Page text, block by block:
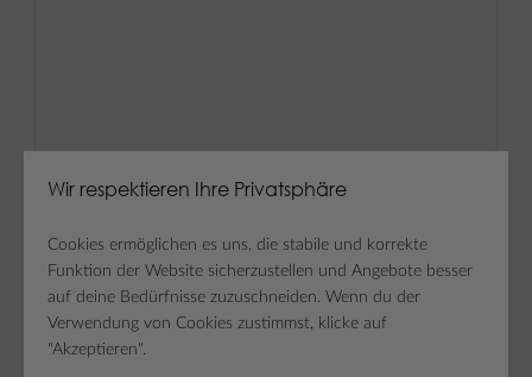
Wir respektieren Ihre Privatsphäre
Cookies ermöglichen es uns, die stabile und korrekte
Funktion der Website sicherzustellen und Angebote besser
auf deine Bedürfnisse zuzuschneiden. Wenn du der
Verwendung von Cookies zustimmst, klicke auf
"Akzeptieren".